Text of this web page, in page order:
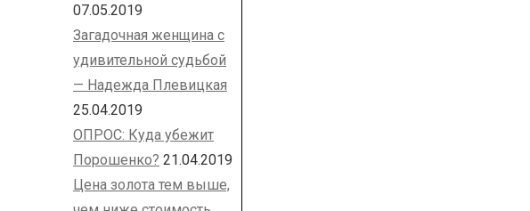
07.05.2019
Загадочная женщина с
удивительной судьбой
— Надежда Плевицкая
25.04.2019
ОПРОС: Куда убежит
Порошенко? 21.04.2019
Цена золота тем выше,